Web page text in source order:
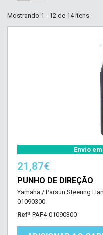
Mostrando 1 - 12 de 14 itens
Envio
21,87€
PUNHO DE DIREÇÃO
Yamaha / Parsun Steering
01090300
Refª PAF4-01090300